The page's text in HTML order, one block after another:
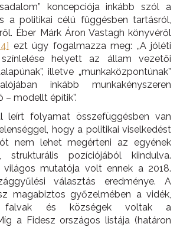
koncepciója inkább szól a
a politikai célú függésben tartásról,
Éber Márk Áron Vastagh könyvéről
ezt úgy fogalmazza meg: „A jóléti
helyett az állam vezetői
illetve „munkaközpontúnak”
inkább munkakényszeren
– modellt építik”.
leírt folyamat összefüggésben van
hogy a politikai viselkedést
nem lehet megérteni az egyének
strukturális pozíciójából kiindulva.
világos mutatója volt ennek a 2018.
választás eredménye. A
magabiztos győzelmében a vidék,
falvak és községek voltak a
a Fidesz országos listája (határon